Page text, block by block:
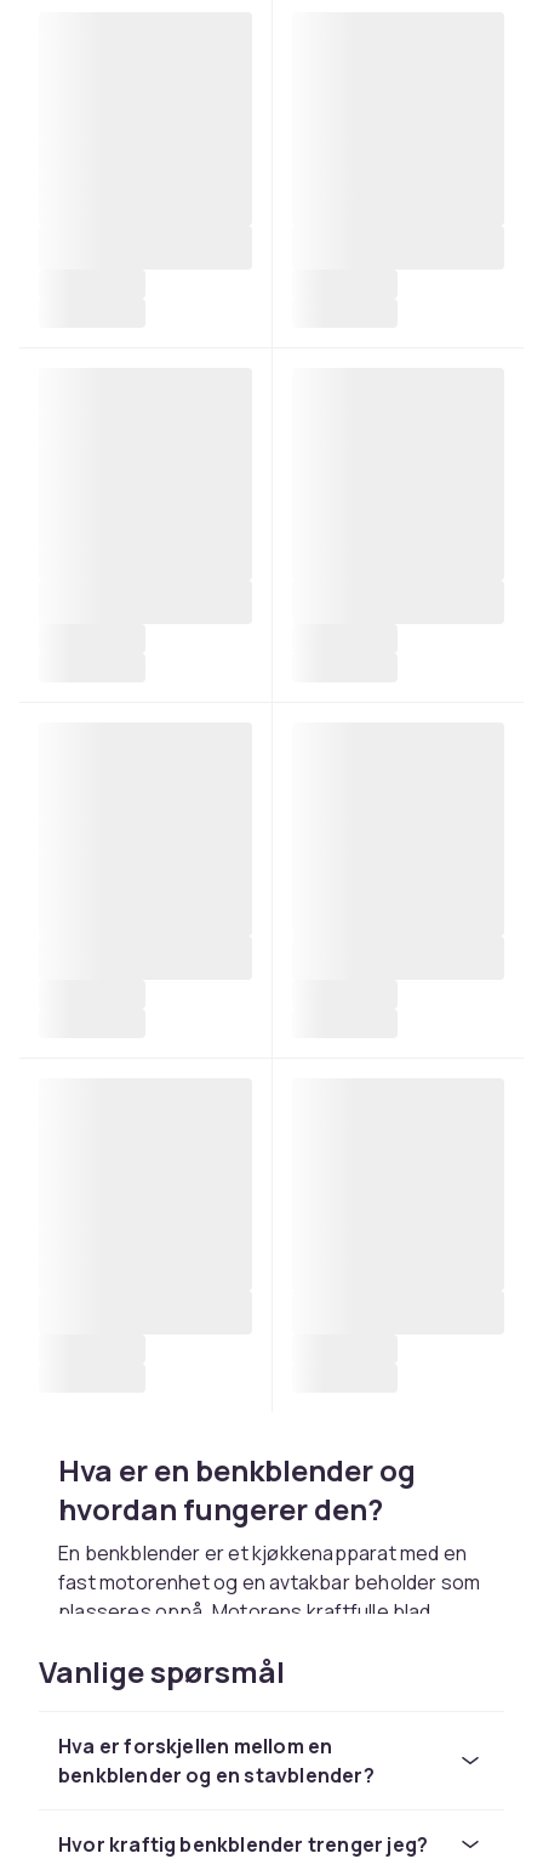
Hva er en benkblender og
hvordan fungerer den?
En benkblender er et kjøkkenapparat med en
fast motorenhet og en avtakbar beholder som
plasseres oppå. Motorens kraftfulle blad
ingrediensene effektivt. Beholderne er som
regel laget av glass eller BPA-fri plast, og
Benkblendere brukes til å mikse smoothies,
knuse is, lage supper, pureer og røre deig.
tåler tyngre oppgaver som isknusing og
Vanlige spørsmål
Hva er forskjellen mellom en
benkblender og en stavblender?
Hvor kraftig benkblender trenger jeg?